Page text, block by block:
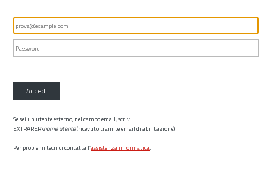
Accedi
Se sei un utente esterno, nel campo email, scrivi
EXTRARER\nome utente(ricevuto tramite email di abilitazione)
Per problemi tecnici contatta l’assistenza informatica.